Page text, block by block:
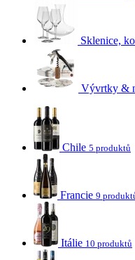
Sklenice,
Vývrtky &
Chile 5 produktů
Francie 9
Itálie 10 produktů